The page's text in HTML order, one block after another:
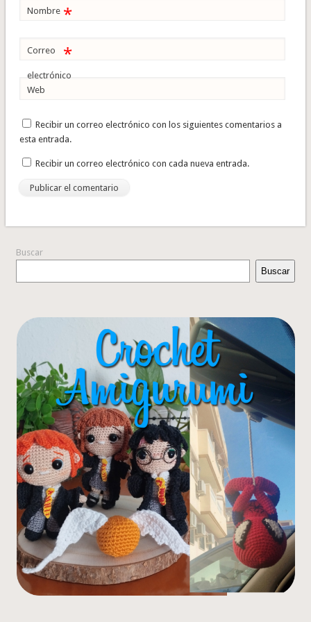
Nombre *
Correo
electrónico
*
Web
Recibir un correo electrónico con los siguientes comentarios a
esta entrada.
Recibir un correo electrónico con cada nueva entrada.
Buscar
Buscar